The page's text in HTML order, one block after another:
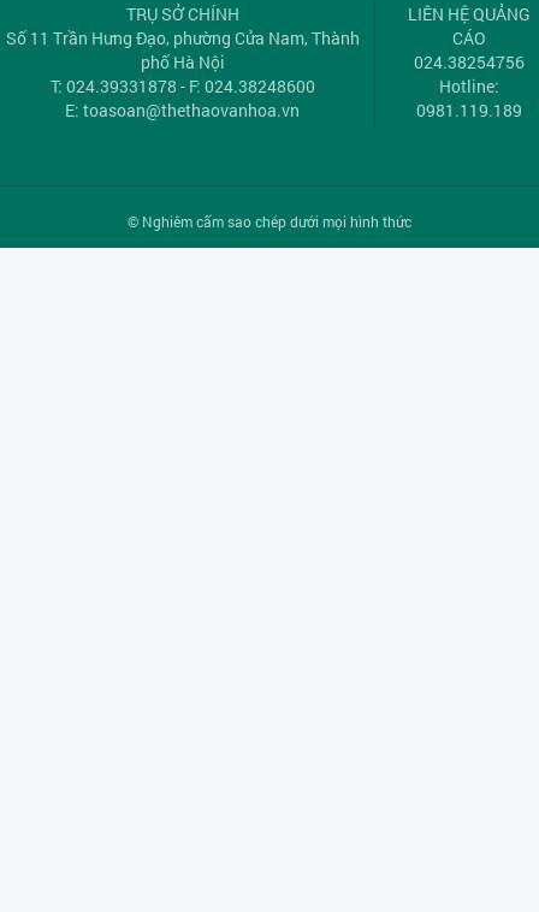
TRỤ SỞ CHÍNH
Số 11 Trần Hưng Đạo, phường Cửa Nam, Thành
phố Hà Nội
T: 024.39331878 - F: 024.38248600
E:toasoan@thethaovanhoa.vn
LIÊN HỆ QUẢNG
CÁO
024.38254756
Hotline:
0981.119.189
© Nghiêm cấm sao chép dưới mọi hình thức